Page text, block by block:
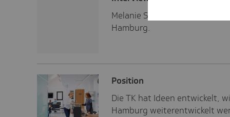
Melanie Schlotzhauer über
Hamburg.
Posi­tion
Die TK hat Ideen entwickelt,
Hamburg weiterentwickelt